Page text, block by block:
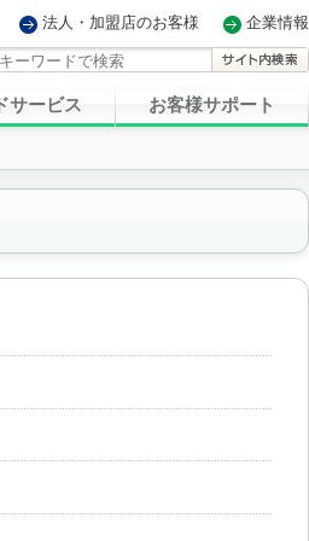
サービス お客様サポート
法人・加盟店のお客様 企業情報